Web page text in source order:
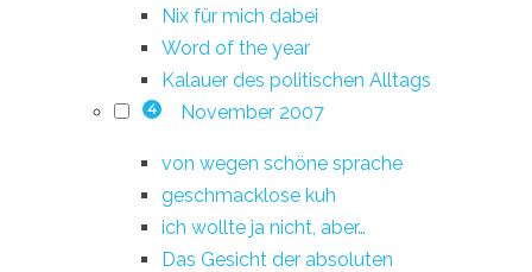
Nix für mich dabei
Word of the year
Kalauer des politischen Alltags
4 November 2007
von wegen schöne sprache
geschmacklose kuh
ich wollte ja nicht, aber…
Das Gesicht der absoluten